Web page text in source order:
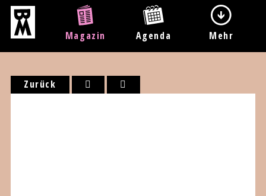
Magazin Agenda Mehr
Zurück